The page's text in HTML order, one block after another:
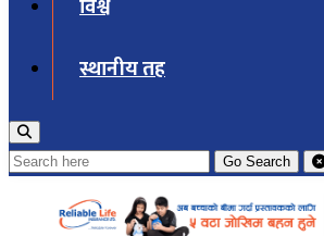
विश्व
स्थानीय तह
Go Search